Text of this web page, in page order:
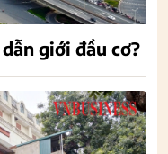
giới đầu cơ?